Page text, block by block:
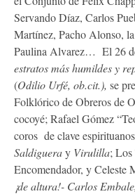
Servando Díaz, Carlos
Martínez, Pacho Alonso,
Paulina Alvarez… El 26
estratos más humildes y
(Odilio Urfé, ob.cit.), se
Folklórico de Obreros de
cocoyé; Rafael Gómez
coros de clave
Saldigueray Virulilla; Los
Encomendador, y
¡de altura!- Carlos